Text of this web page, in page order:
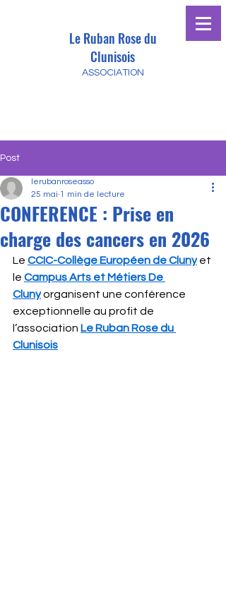
Le Ruban Rose du
Clunisois
ASSOCIATION
Post
CONFERENCE : Prise en
charge des cancers en 2026
lerubanroseasso
25 mai 1 min de lecture
Le CCIC-Collège Européen de Cluny et
le Campus Arts et Métiers De
Cluny organisent une conférence
exceptionnelle au profit de
l’association Le Ruban Rose du
Clunisois